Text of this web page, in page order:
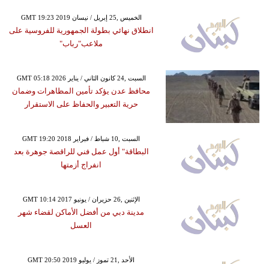
GMT 19:23 2019 الخميس ,25 إبريل / نيسان
انطلاق نهائي بطولة الجمهورية للفروسية على
ملاعب"رباب"
GMT 05:18 2026 السبت ,24 كانون الثاني / يناير
محافظ عدن يؤكد تأمين المظاهرات وضمان
حرية التعبير والحفاظ على الاستقرار
GMT 19:20 2018 السبت ,10 شباط / فبراير
البطاقة" أول عمل فني للراقصة جوهرة بعد
انفراج أزمتها
GMT 10:14 2017 الإثنين ,26 حزيران / يونيو
مدينة دبي من أفضل الأماكن لقضاء شهر
العسل
GMT 20:50 2019 الأحد ,21 تموز / يوليو